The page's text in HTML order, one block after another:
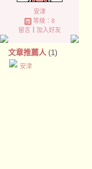
安津
等級：8
留言｜ 加入好友
文章推薦人 (1)
安津